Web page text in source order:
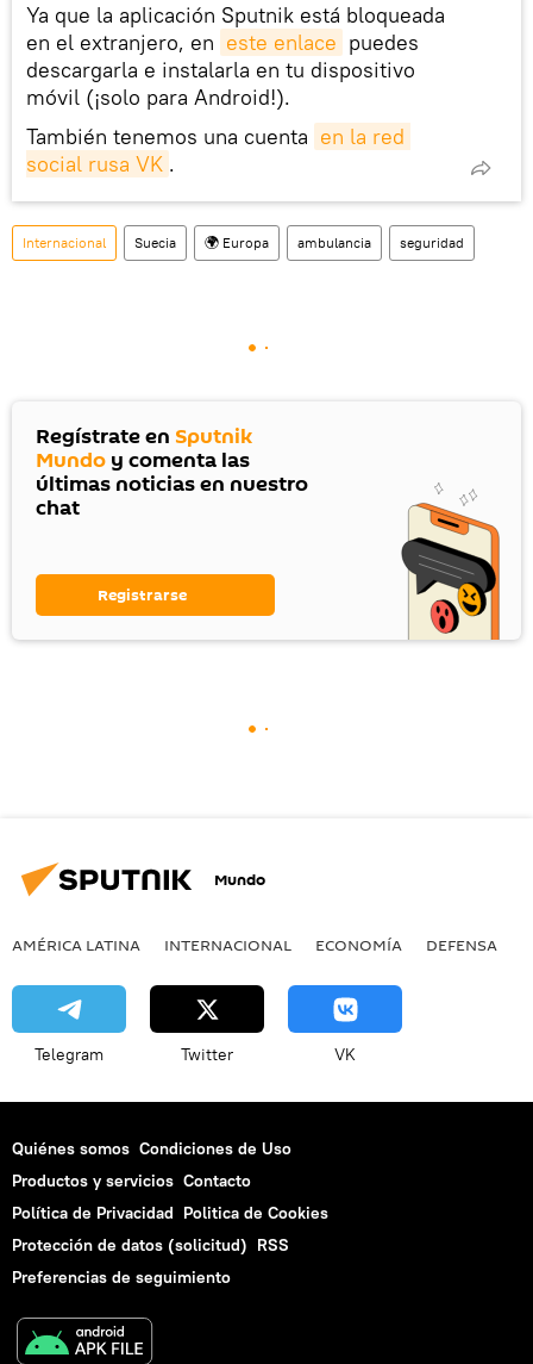
Ya que la aplicación Sputnik está bloqueada
en el extranjero, en este enlace puedes
descargarla e instalarla en tu dispositivo
móvil (¡solo para Android!).
También tenemos una cuenta en la red
social rusa VK .
Internacional Suecia 🌍 Europa ambulancia seguridad
Regístrate en Sputnik
Mundo y comenta las
últimas noticias en nuestro
chat
Registrarse
Mundo
AMÉRICA LATINA INTERNACIONAL ECONOMÍA DEFENSA
Telegram Twitter VK
Quiénes somos Condiciones de Uso
Productos y servicios Contacto
Política de Privacidad Politica de Cookies
Protección de datos (solicitud) RSS
Preferencias de seguimiento